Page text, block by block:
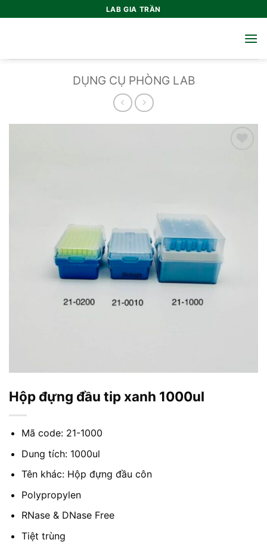
qua
LAB GIA TRẦN
DỤNG CỤ PHÒNG LAB
Hộp đựng đầu tip xanh 1000ul
Mã code: 21-1000
Dung tích: 1000ul
Tên khác: Hộp đựng đầu côn
Polypropylen
RNase & DNase Free
Tiệt trùng